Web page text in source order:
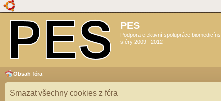
PES
Podpora efektivní spolupráce
sféry 2009 - 2012
Obsah fóra
Smazat všechny cookies z fóra